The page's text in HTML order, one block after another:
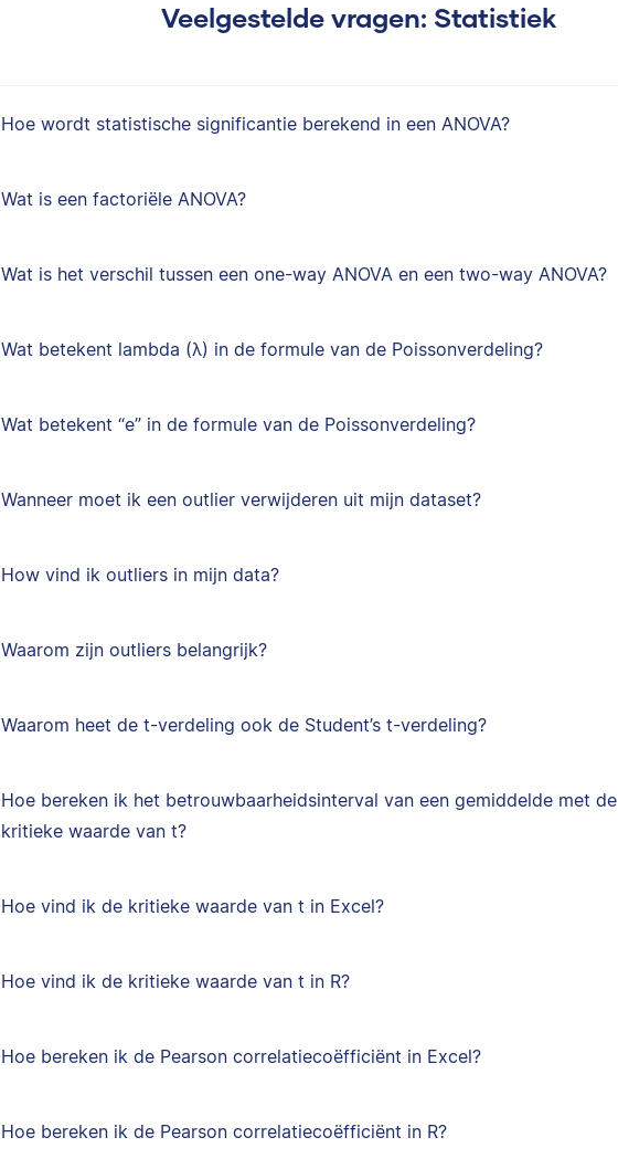
Veelgestelde vragen: Statistiek
Hoe wordt statistische significantie berekend in een ANOVA?
Wat is een factoriële ANOVA?
Wat is het verschil tussen een one-way ANOVA en een two-way ANOVA?
Wat betekent lambda (λ) in de formule van de Poissonverdeling?
Wat betekent “e” in de formule van de Poissonverdeling?
Wanneer moet ik een outlier verwijderen uit mijn dataset?
How vind ik outliers in mijn data?
Waarom zijn outliers belangrijk?
Waarom heet de t-verdeling ook de Student’s t-verdeling?
Hoe bereken ik het betrouwbaarheidsinterval van een gemiddelde met de
kritieke waarde van t?
Hoe vind ik de kritieke waarde van t in Excel?
Hoe vind ik de kritieke waarde van t in R?
Hoe bereken ik de Pearson correlatiecoëfficiënt in Excel?
Hoe bereken ik de Pearson correlatiecoëfficiënt in R?